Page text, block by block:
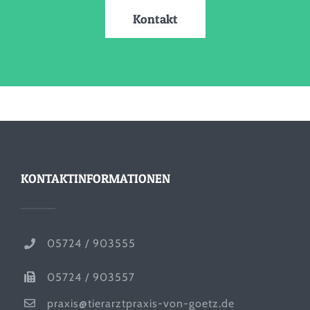
Kontakt
KONTAKTINFORMATIONEN
05724 / 903555
05724 / 903557
praxis@tierarztpraxis-von-goetz.de